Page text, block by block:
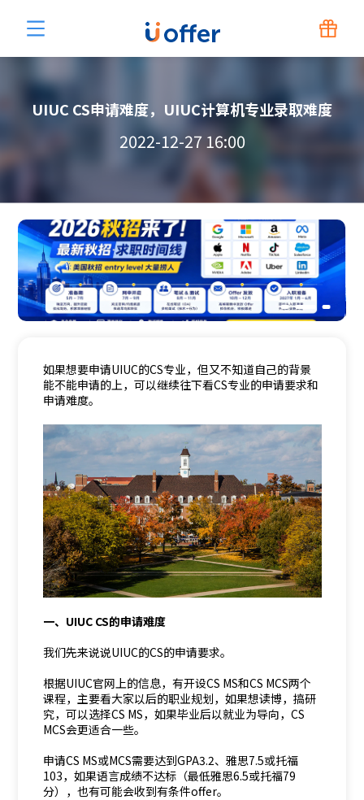
UIUC CS申请难度，UIUC计算机专业录取难度
2022-12-27 16:00
如果想要申请UIUC的CS专业，但又不知道自己的背景
能不能申请的上，可以继续往下看CS专业的申请要求和
申请难度。
一、UIUC CS的申请难度
我们先来说说UIUC的CS的申请要求。
根据UIUC官网上的信息，有开设CS MS和CS MCS两个
课程，主要看大家以后的职业规划，如果想读博，搞研
究，可以选择CS MS，如果毕业后以就业为导向，CS
MCS会更适合一些。
申请CS MS或MCS需要达到GPA3.2、雅思7.5或托福
103，如果语言成绩不达标（最低雅思6.5或托福79
分），也有可能会收到有条件offer。